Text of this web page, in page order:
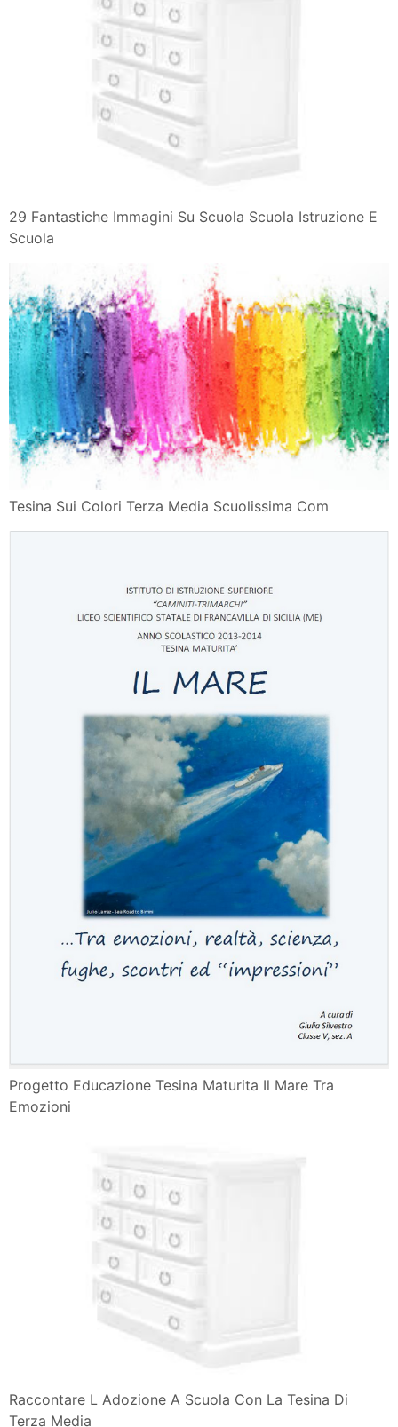
29 Fantastiche Immagini Su Scuola Scuola Istruzione E
Scuola
Tesina Sui Colori Terza Media Scuolissima Com
Progetto Educazione Tesina Maturita Il Mare Tra
Emozioni
Raccontare L Adozione A Scuola Con La Tesina Di
Terza Media